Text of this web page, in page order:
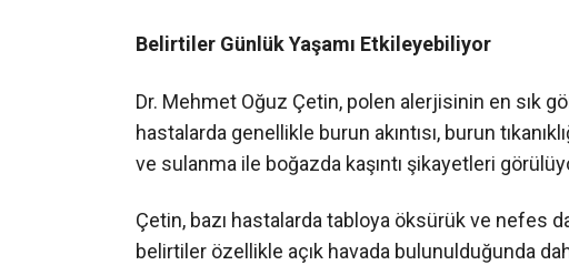
Belirtiler Günlük Yaşamı Etkileyebiliyor
Dr. Mehmet Oğuz Çetin, polen alerjisinin en sık
hastalarda genellikle burun akıntısı, burun
ve sulanma ile boğazda kaşıntı şikayetleri
Çetin, bazı hastalarda tabloya öksürük ve nefes
belirtiler özellikle açık havada bulunulduğunda